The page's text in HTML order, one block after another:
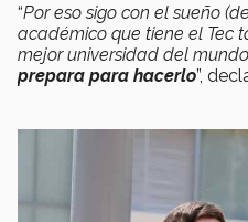
“Por eso sigo con el sueño
académico que tiene el Tec
mejor universidad del
prepara para hacerlo”,